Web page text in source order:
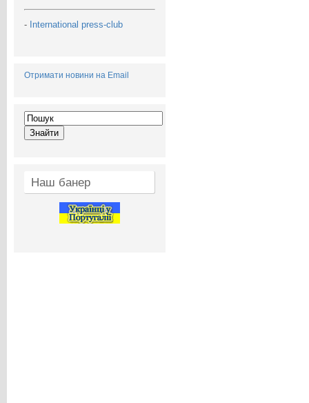
- International press-club
Отримати новини на Email
Наш банер